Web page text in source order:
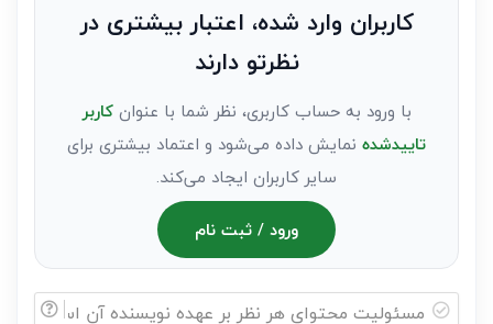
کاربران وارد شده، اعتبار بیشتری در
نظرتو دارند
با ورود به حساب کاربری، نظر شما با عنوانکاربر
تاییدشده نمایش داده می‌شود و اعتماد بیشتری برای
سایر کاربران ایجاد می‌کند.
ورود / ثبت نام